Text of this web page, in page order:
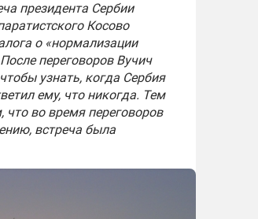
президента Сербии
Косово
о «нормализации
переговоров Вучич
узнать, когда Сербия
ему, что никогда. Тем
во время переговоров
встреча была